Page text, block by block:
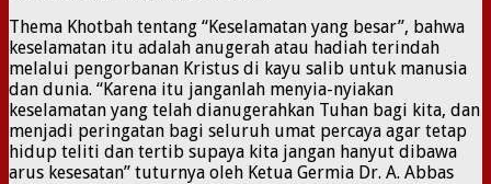
Thema Khotbah tentang “Keselamatan yang besar”, bahwa
keselamatan itu adalah anugerah atau hadiah terindah
melalui pengorbanan Kristus di kayu salib untuk manusia
dan dunia. “Karena itu janganlah menyia-nyiakan
keselamatan yang telah dianugerahkan Tuhan bagi kita, dan
menjadi peringatan bagi seluruh umat percaya agar tetap
hidup teliti dan tertib supaya kita jangan hanyut dibawa
arus kesesatan” tuturnya oleh Ketua Germia Dr. A. Abbas